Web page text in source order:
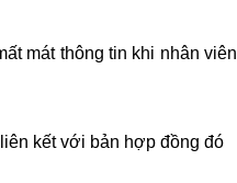
mát thông tin khi nhân viên
kết với bản hợp đồng đó